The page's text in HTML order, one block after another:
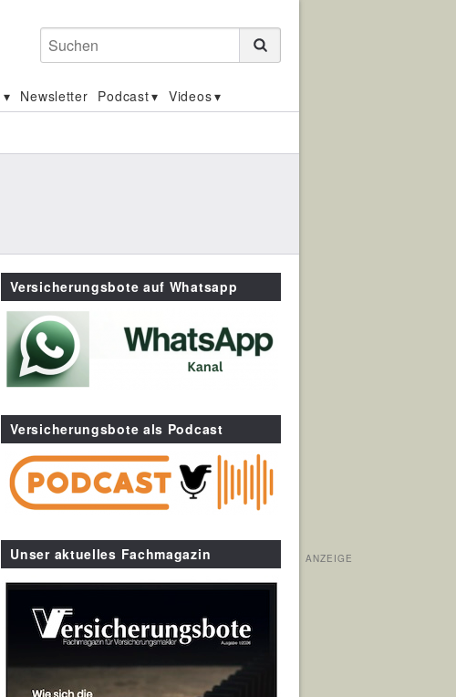
Suchen
Newsletter Podcast Videos
Versicherungsbote auf Whatsapp
Versicherungsbote als Podcast
Unser aktuelles Fachmagazin ANZEIGE